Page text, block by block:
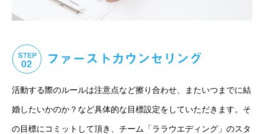
活動する際のルールは注意点など擦り合わせ、またいつまでに結
婚したいかのか？など具体的な目標設定をしていただきます。そ
の目標にコミットして頂き、チーム「ララウエディング」のスタ